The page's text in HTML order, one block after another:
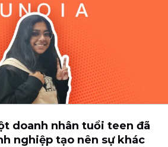
doanh nhân tuổi teen đã
nghiệp tạo nên sự khác